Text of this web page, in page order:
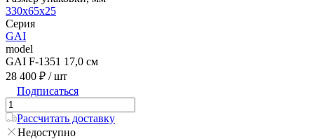
330x65x25
Серия
GAI
model
GAI F-1351 17,0 см
28 400 ₽ / шт
Подписаться
Рассчитать доставку
Недоступно